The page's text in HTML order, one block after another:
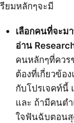
รียมหลักๆจะมี
เลือกคนที่จะม
อ่าน
คนหลักๆที่ควร
ต้องที่เกี่ยวข้อ
กับโปรเจคท์นี้
และ ถ้ามีคนต
ใจฟันฉับตอนสุ